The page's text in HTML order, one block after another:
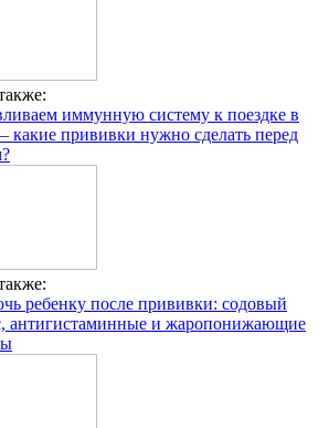
иммунную систему к поездке в
какие прививки нужно сделать перед
ребенку после прививки: содовый
антигистаминные и жаропонижающие